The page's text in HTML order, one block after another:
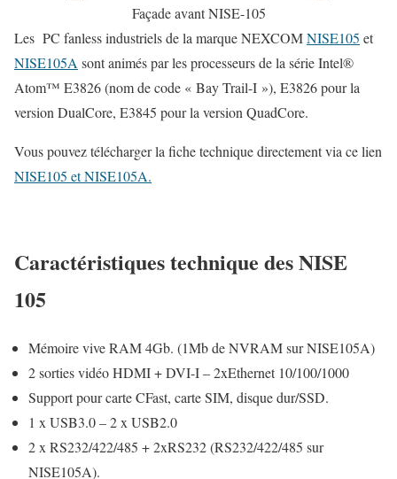
Façade avant NISE-105
Les PC fanless industriels de la marque NEXCOMNISE105 et
NISE105Asont animés par les processeurs de la série Intel®
Atom™ E3826 (nom de code « Bay Trail-I »), E3826 pour la
version DualCore, E3845 pour la version QuadCore.
Vous pouvez télécharger la fiche technique directement via ce lien
NISE105 et NISE105A.
Caractéristiques technique des NISE
105
Mémoire vive RAM 4Gb. (1Mb de NVRAM sur NISE105A)
2 sorties vidéo HDMI + DVI-I – 2xEthernet 10/100/1000
Support pour carte CFast, carte SIM, disque dur/SSD.
1 x USB3.0 – 2 x USB2.0
2 x RS232/422/485 + 2xRS232 (RS232/422/485 sur
NISE105A).